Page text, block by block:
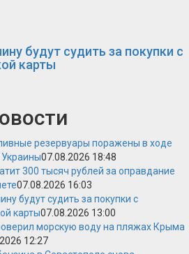
будут судить за покупки с
карты
резервуары поражены в ходе
07.08.2026 18:48
300 тысяч рублей за оправдание
07.08.2026 16:03
будут судить за покупки с
карты07.08.2026 13:00
морскую воду на пляжах Крыма
12:27